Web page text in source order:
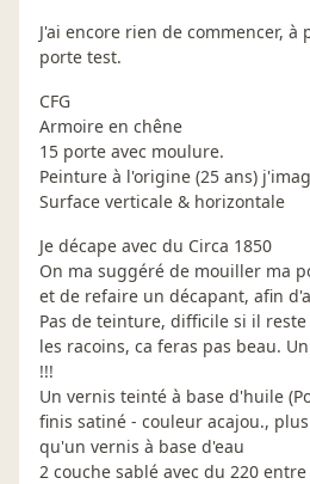
J'ai encore rien de commencer, à
porte test.
CFG
Armoire en chêne
15 porte avec moulure.
Peinture à l'origine (25 ans)
Surface verticale & horizontale
Je décape avec du Circa 1850
On ma suggéré de mouiller ma
et de refaire un décapant, afin
Pas de teinture, difficile si il
les racoins, ca feras pas beau.
!!!
Un vernis teinté à base d'huile
finis satiné - couleur acajou.,
qu'un vernis à base d'eau
2 couche sablé avec du 220